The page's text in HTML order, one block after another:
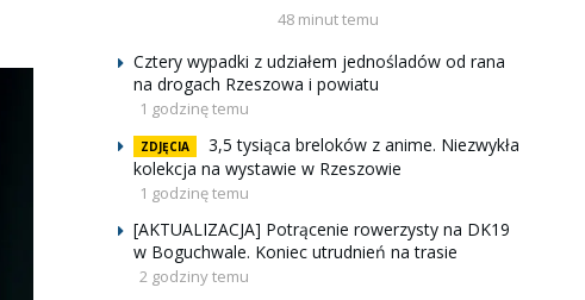
48 minut temu
Cztery wypadki z udziałem jednośladów od rana
na drogach Rzeszowa i powiatu
1 godzinę temu
ZDJĘCIA
3,5 tysiąca breloków z anime. Niezwykła
kolekcja na wystawie w Rzeszowie
1 godzinę temu
[AKTUALIZACJA] Potrącenie rowerzysty na DK19
w Boguchwale. Koniec utrudnień na trasie
2 godziny temu